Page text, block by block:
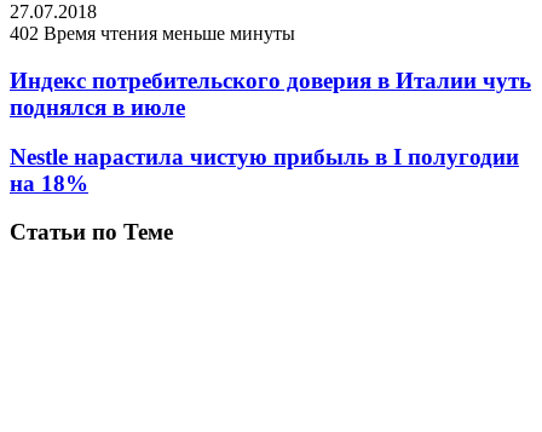
27.07.2018
402 Время чтения меньше минуты
Индекс потребительского доверия в Италии чуть
поднялся в июле
Nestle нарастила чистую прибыль в I полугодии
на 18%
Статьи по Теме